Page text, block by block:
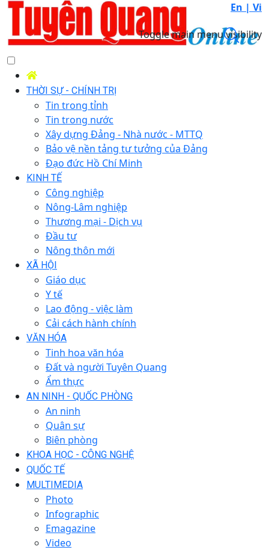
En | Vi
Toggle main menu visibility
THỜI SỰ - CHÍNH TRỊ
Tin trong tỉnh
Tin trong nước
Xây dựng Đảng - Nhà nước - MTTQ
Bảo vệ nền tảng tư tưởng của Đảng
Đạo đức Hồ Chí Minh
KINH TẾ
Công nghiệp
Nông-Lâm nghiệp
Thương mại - Dịch vụ
Đầu tư
Nông thôn mới
XÃ HỘI
Giáo dục
Y tế
Lao động - việc làm
Cải cách hành chính
VĂN HÓA
Tinh hoa văn hóa
Đất và người Tuyên Quang
Ẩm thực
AN NINH - QUỐC PHÒNG
An ninh
Quân sự
Biên phòng
KHOA HỌC - CÔNG NGHỆ
QUỐC TẾ
MULTIMEDIA
Photo
Infographic
Emagazine
Video